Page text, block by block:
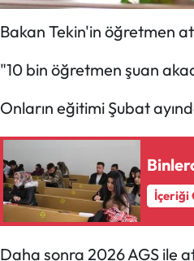
Bakan Tekin'in öğretmen
"10 bin öğretmen şuan
Onların eğitimi Şubat
İçeriği
Daha sonra 2026 AGS ile